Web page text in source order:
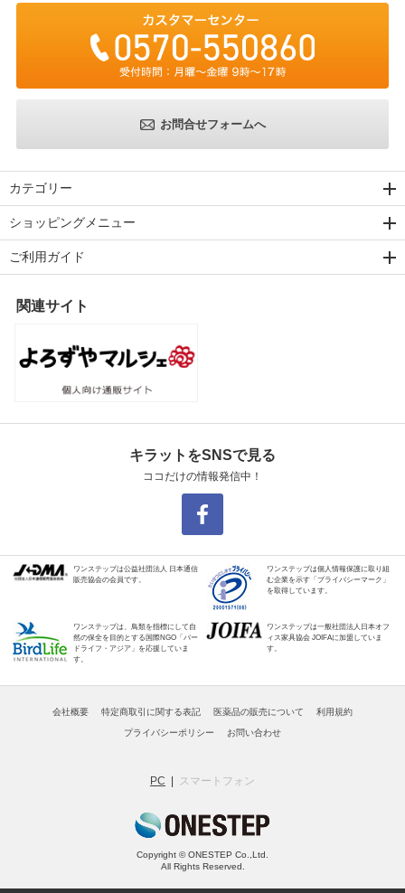
お問合せフォームへ
カテゴリー
ショッピングメニュー
ご利用ガイド
関連サイト
キラットをSNSで見る
ココだけの情報発信中！
ワンステップは公益社団法人 日本通信
販売協会の会員です。
ワンステップは個人情報保護に取り組
む企業を示す「プライバシーマーク」
を取得しています。
ワンステップは、鳥類を指標にして自
然の保全を目的とする国際NGO「バー
ドライフ・アジア」を応援していま
す。
ワンステップは一般社団法人日本オフ
ィス家具協会 JOIFAに加盟していま
す。
会社概要 特定商取引に関する表記 医薬品の販売について 利用規約
プライバシーポリシー お問い合わせ
PC スマートフォン
Copyright © ONESTEP Co.,Ltd.
All Rights Reserved.